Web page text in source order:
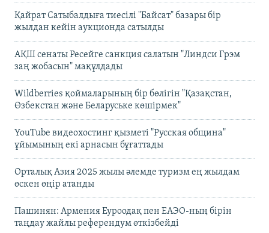
Қайрат Сатыбалдыға тиесілі "Байсат" базары бір
жылдан кейін аукционда сатылды
АҚШ сенаты Ресейге санкция салатын "Линдси Грэм
заң жобасын" мақұлдады
Wildberries қоймаларының бір бөлігін "Қазақстан,
Өзбекстан және Беларуське көшірмек"
YouTube видеохостинг қызметі "Русская община"
ұйымының екі арнасын бұғаттады
Орталық Азия 2025 жылы әлемде туризм ең жылдам
өскен өңір атанды
Пашинян: Армения Еуроодақ пен ЕАЭО-ның бірін
таңдау жайлы референдум өткізбейді